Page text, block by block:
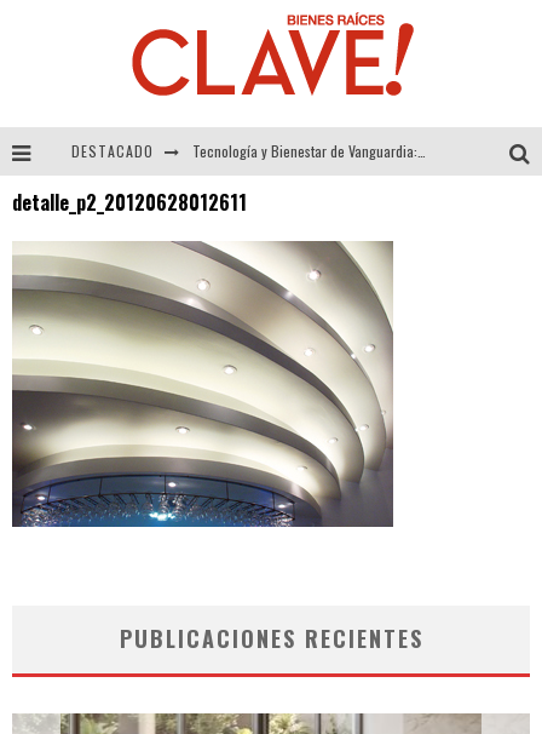
DESTACADO
detalle_p2_20120628012611
PUBLICACIONES RECIENTES